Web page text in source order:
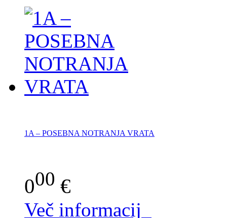
1A – POSEBNA NOTRANJA VRATA
000 €
Več informacij